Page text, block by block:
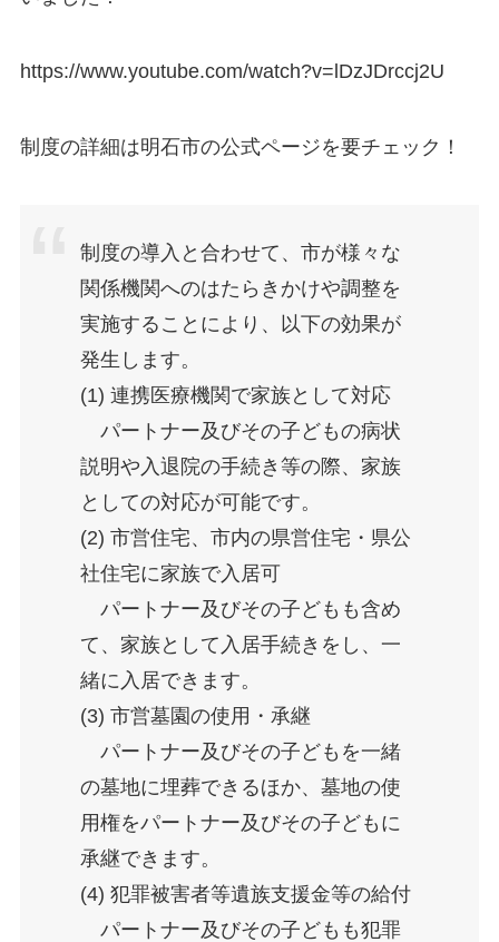
https://www.youtube.com/watch?v=lDzJDrccj2U
制度の詳細は明石市の公式ページを要チェック！
制度の導入と合わせて、市が様々な
関係機関へのはたらきかけや調整を
実施することにより、以下の効果が
発生します。
(1) 連携医療機関で家族として対応
パートナー及びその子どもの病状
説明や入退院の手続き等の際、家族
としての対応が可能です。
(2) 市営住宅、市内の県営住宅・県公
社住宅に家族で入居可
パートナー及びその子どもも含め
て、家族として入居手続きをし、一
緒に入居できます。
(3) 市営墓園の使用・承継
パートナー及びその子どもを一緒
の墓地に埋葬できるほか、墓地の使
用権をパートナー及びその子どもに
承継できます。
(4) 犯罪被害者等遺族支援金等の給付
パートナー及びその子どもも犯罪